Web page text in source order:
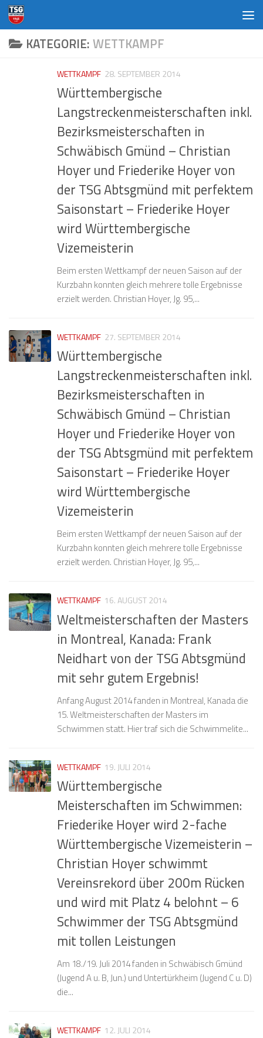
Zum Inhalt springen
KATEGORIE:WETTKAMPF
WETTKAMPF 28. SEPTEMBER 2014
Württembergische
Langstreckenmeisterschaften inkl.
Bezirksmeisterschaften in
Schwäbisch Gmünd – Christian
Hoyer und Friederike Hoyer von
der TSG Abtsgmünd mit perfektem
Saisonstart – Friederike Hoyer
wird Württembergische
Vizemeisterin
Beim ersten Wettkampf der neuen Saison auf der
Kurzbahn konnten gleich mehrere tolle Ergebnisse
erzielt werden. Christian Hoyer, Jg. 95,...
WETTKAMPF 27. SEPTEMBER 2014
Württembergische
Langstreckenmeisterschaften inkl.
Bezirksmeisterschaften in
Schwäbisch Gmünd – Christian
Hoyer und Friederike Hoyer von
der TSG Abtsgmünd mit perfektem
Saisonstart – Friederike Hoyer
wird Württembergische
Vizemeisterin
Beim ersten Wettkampf der neuen Saison auf der
Kurzbahn konnten gleich mehrere tolle Ergebnisse
erzielt werden. Christian Hoyer, Jg. 95,...
WETTKAMPF 16. AUGUST 2014
Weltmeisterschaften der Masters
in Montreal, Kanada: Frank
Neidhart von der TSG Abtsgmünd
mit sehr gutem Ergebnis!
Anfang August 2014 fanden in Montreal, Kanada die
15. Weltmeisterschaften der Masters im
Schwimmen statt. Hier traf sich die Schwimmelite...
WETTKAMPF 19. JULI 2014
Württembergische
Meisterschaften im Schwimmen:
Friederike Hoyer wird 2-fache
Württembergische Vizemeisterin –
Christian Hoyer schwimmt
Vereinsrekord über 200m Rücken
und wird mit Platz 4 belohnt – 6
Schwimmer der TSG Abtsgmünd
mit tollen Leistungen
Am 18./19. Juli 2014 fanden in Schwäbisch Gmünd
(Jugend A u. B, Jun.) und Untertürkheim (Jugend C u. D)
die...
WETTKAMPF 12. JULI 2014